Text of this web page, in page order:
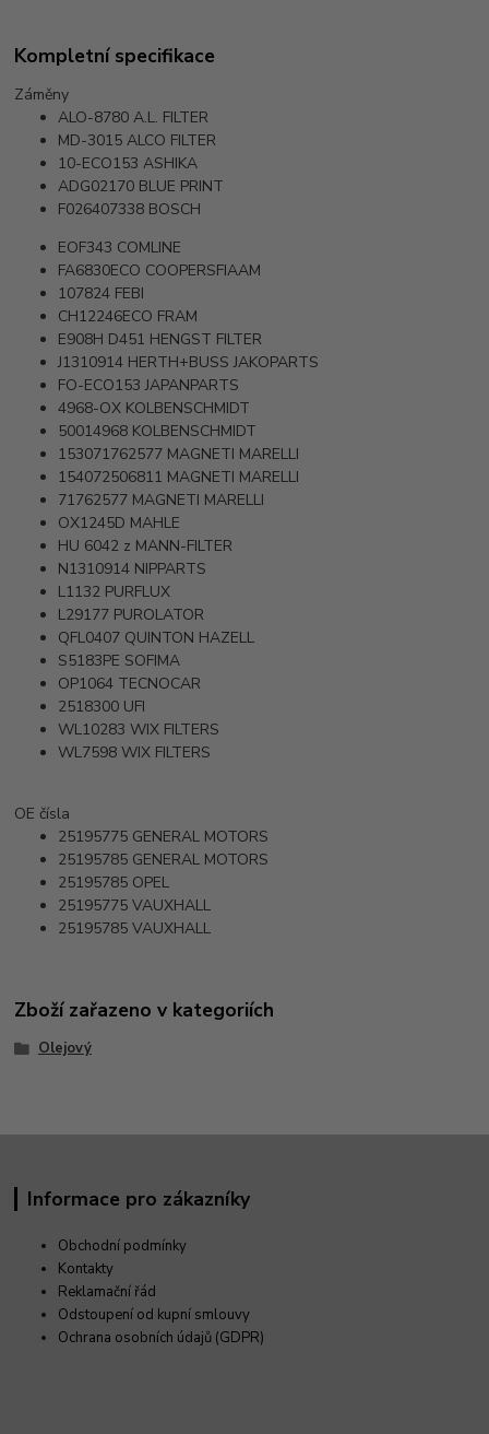
Kompletní specifikace
Záměny
ALO-8780 A.L. FILTER
MD-3015 ALCO FILTER
10-ECO153 ASHIKA
ADG02170 BLUE PRINT
F026407338 BOSCH
EOF343 COMLINE
FA6830ECO COOPERSFIAAM
107824 FEBI
CH12246ECO FRAM
E908H D451 HENGST FILTER
J1310914 HERTH+BUSS JAKOPARTS
FO-ECO153 JAPANPARTS
4968-OX KOLBENSCHMIDT
50014968 KOLBENSCHMIDT
153071762577 MAGNETI MARELLI
154072506811 MAGNETI MARELLI
71762577 MAGNETI MARELLI
OX1245D MAHLE
HU 6042 z MANN-FILTER
N1310914 NIPPARTS
L1132 PURFLUX
L29177 PUROLATOR
QFL0407 QUINTON HAZELL
S5183PE SOFIMA
OP1064 TECNOCAR
2518300 UFI
WL10283 WIX FILTERS
WL7598 WIX FILTERS
OE čísla
25195775 GENERAL MOTORS
25195785 GENERAL MOTORS
25195785 OPEL
25195775 VAUXHALL
25195785 VAUXHALL
Zboží zařazeno v kategoriích
Olejový
Informace pro zákazníky
Obchodní podmínky
Kontakty
Reklamační řád
Odstoupení od kupní smlouvy
Ochrana osobních údajů (GDPR)